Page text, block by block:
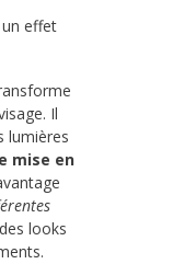
effet
Il
lumières
mise en
looks